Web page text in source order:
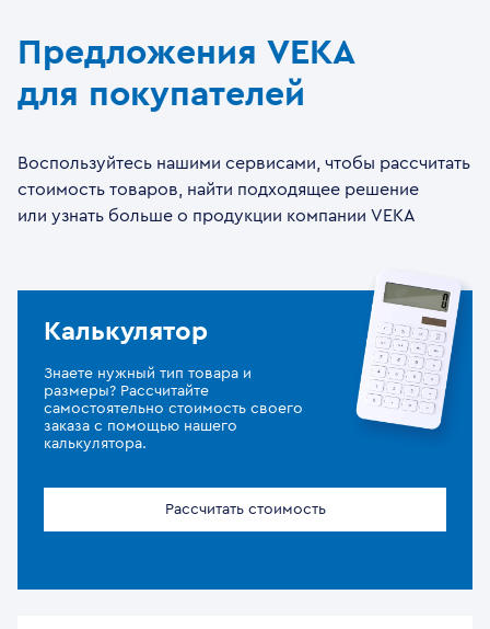
Предложения VEKA
для покупателей
Воспользуйтесь нашими сервисами, чтобы рассчитать
стоимость товаров, найти подходящее решение
или узнать больше о продукции компании VEKA
Калькулятор
Знаете нужный тип товара и
размеры? Рассчитайте
самостоятельно стоимость своего
заказа с помощью нашего
калькулятора.
Рассчитать стоимость